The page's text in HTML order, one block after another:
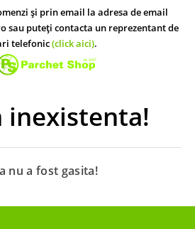
și prin email la adresa de email
sau puteți contacta un reprezentant de
telefonic(click aici).
inexistenta!
nu a fost gasita!
ACASĂ
STUDIO
KRONO ORIGINAL
STUDIO KRONOTEX
MAGAZINE